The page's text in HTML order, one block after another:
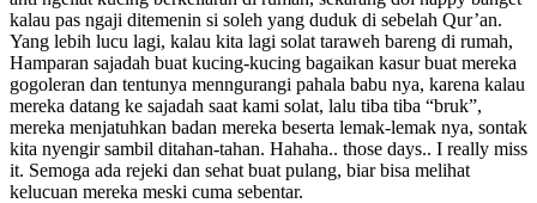
kalau pas ngaji ditemenin si soleh yang duduk di sebelah Qur’an.
Yang lebih lucu lagi, kalau kita lagi solat taraweh bareng di rumah,
Hamparan sajadah buat kucing-kucing bagaikan kasur buat mereka
gogoleran dan tentunya menngurangi pahala babu nya, karena kalau
mereka datang ke sajadah saat kami solat, lalu tiba tiba “bruk”,
mereka menjatuhkan badan mereka beserta lemak-lemak nya, sontak
kita nyengir sambil ditahan-tahan. Hahaha.. those days.. I really miss
it. Semoga ada rejeki dan sehat buat pulang, biar bisa melihat
kelucuan mereka meski cuma sebentar.